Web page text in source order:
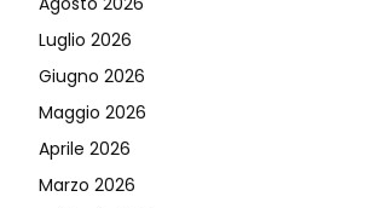
Luglio 2026
Giugno 2026
Maggio 2026
Aprile 2026
Marzo 2026